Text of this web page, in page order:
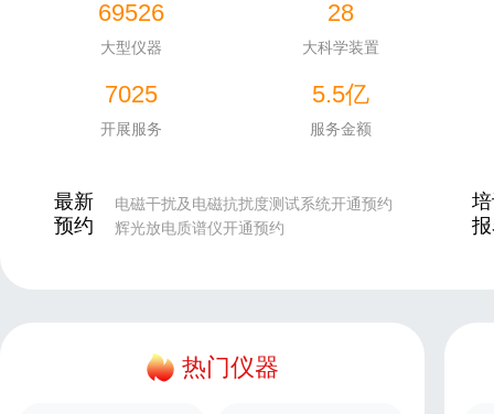
69526
大型仪器
28
大科学装置
7025
开展服务
5.5亿
服务金额
最新
预约
电磁干扰及电磁抗扰度测试系统开通预约
辉光放电质谱仪开通预约
热门仪器